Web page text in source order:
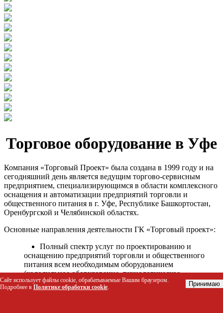
Торговое оборудование в Уфе
Компания «Торговый Проект» была создана в 1999 году и на
сегодняшний день является ведущим торгово-сервисным
предприятием, специализирующимся в области комплексного
оснащения и автоматизации предприятий торговли и
общественного питания в г. Уфе, Республике Башкортостан,
Оренбургской и Челябинской областях.
Основные направления деятельности ГК «Торговый проект»:
Полный спектр услуг по проектированию и
оснащению предприятий торговли и общественного
питания всем необходимым оборудованием
(холодильное оборудование, технологическое
оборудование, стеллажное оборудование и т.д.);
Автоматизация торговых процессов и внедрения
Сайт использует файлы cookie, обрабатываемые Вашим браузером.
Подробнее в Политике обработки cookie. Принимаю